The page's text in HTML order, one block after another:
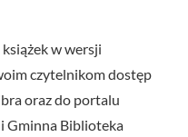
w wersji
czytelnikom dostęp
oraz do portalu
Gminna Biblioteka